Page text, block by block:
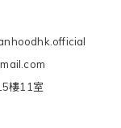
樓11室